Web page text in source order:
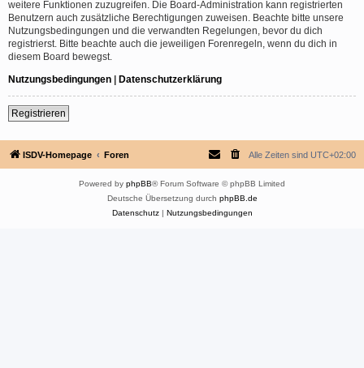
weitere Funktionen zuzugreifen. Die Board-Administration kann registrierten
Benutzern auch zusätzliche Berechtigungen zuweisen. Beachte bitte unsere
Nutzungsbedingungen und die verwandten Regelungen, bevor du dich
registrierst. Bitte beachte auch die jeweiligen Forenregeln, wenn du dich in
diesem Board bewegst.
Nutzungsbedingungen | Datenschutzerklärung
Registrieren
ISDV-Homepage Foren Alle Zeiten sind UTC+02:00
Powered by phpBB® Forum Software © phpBB Limited
Deutsche Übersetzung durch phpBB.de
Datenschutz| Nutzungsbedingungen